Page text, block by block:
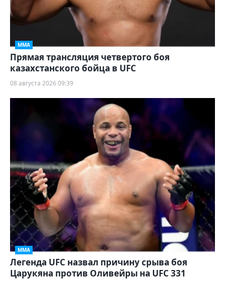
ММА
Прямая трансляция четвертого боя
казахстанского бойца в UFC
08 августа 2026 09:39
ММА
Легенда UFC назвал причину срыва боя
Царукяна против Оливейры на UFC 331